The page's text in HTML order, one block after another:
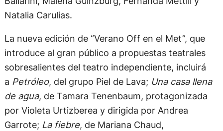
Natalia Carulias.
La nueva edición de “Verano Off en el Met”, que
introduce al gran público a propuestas teatrales
sobresalientes del teatro independiente, incluirá
a Petróleo, del grupo Piel de Lava; Una casa llena
de agua, de Tamara Tenenbaum, protagonizada
por Violeta Urtizberea y dirigida por Andrea
Garrote; La fiebre, de Mariana Chaud,